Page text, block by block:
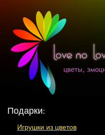
Подарки:
Игрушки из цветов